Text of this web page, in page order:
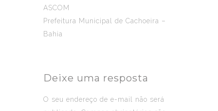
ASCOM
Prefeitura Municipal de Cachoeira –
Bahia
Deixe uma resposta
O seu endereço de e-mail não será